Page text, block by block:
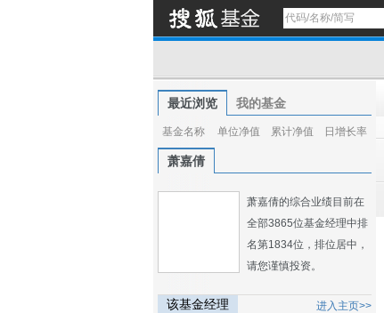
最近浏览 我的基金
基金名称 单位净值 累计净值 日增长率
萧嘉倩
萧嘉倩的综合业绩目前在
全部3865位基金经理中排
名第1834位，排位居中，
请您谨慎投资。
该基金经理 进入主页>>